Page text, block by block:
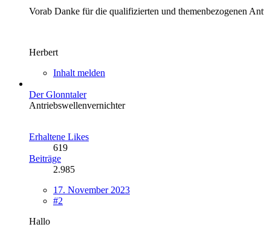
Vorab Danke für die qualifizierten und themenbezogenen
Herbert
Inhalt melden
Der Glonntaler
Antriebswellenvernichter
Erhaltene Likes
619
Beiträge
2.985
17. November 2023
#2
Hallo